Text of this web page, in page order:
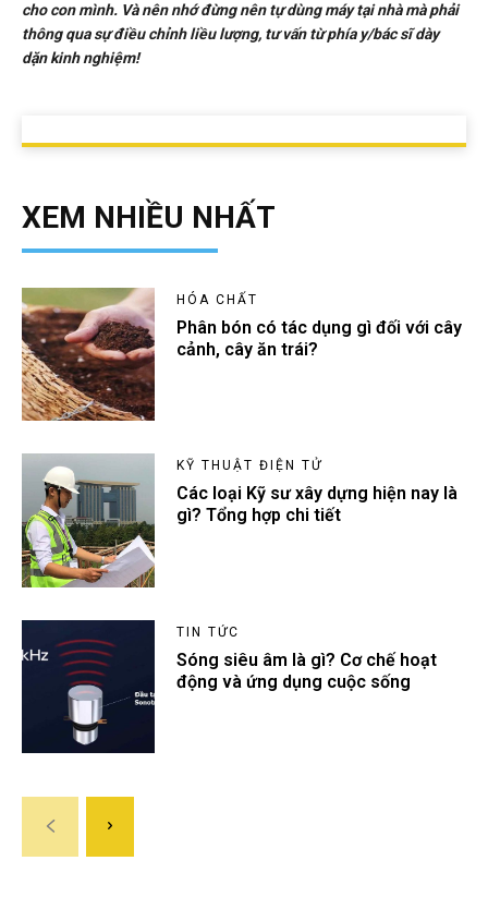
cho con mình. Và nên nhớ đừng nên tự dùng máy tại nhà mà phải
thông qua sự điều chỉnh liều lượng, tư vấn từ phía y/bác sĩ dày
dặn kinh nghiệm!
XEM NHIỀU NHẤT
HÓA CHẤT
Phân bón có tác dụng gì đối với cây
cảnh, cây ăn trái?
KỸ THUẬT ĐIỆN TỬ
Các loại Kỹ sư xây dựng hiện nay là
gì? Tổng hợp chi tiết
TIN TỨC
Sóng siêu âm là gì? Cơ chế hoạt
động và ứng dụng cuộc sống